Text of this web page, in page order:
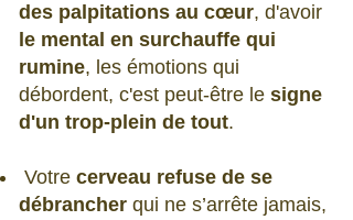
des palpitations au cœur, d'avoir
le mental en surchauffe qui
rumine, les émotions qui
débordent, c'est peut-être le signe
d'un trop-plein de tout.
Votre cerveau refuse de se
débrancher qui ne s’arrête jamais,